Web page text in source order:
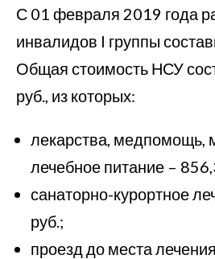
С 01 февраля 2019 года
инвалидов I группы
Общая стоимость НСУ
руб., из которых:
лекарства, медпомощь,
лечебное питание –
санаторно-курортное
руб.;
проезд до места